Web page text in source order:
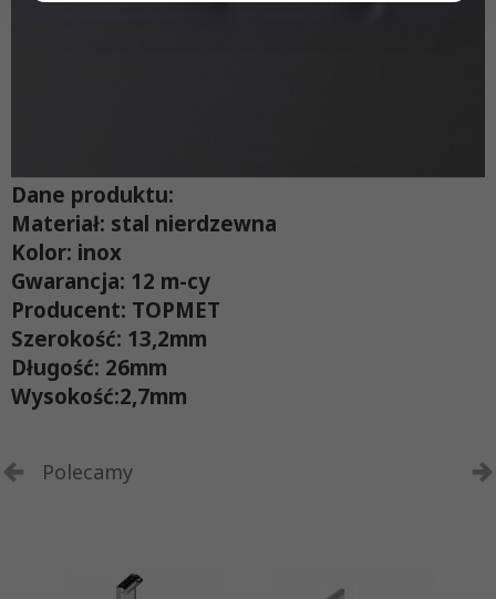
Dane produktu:
Materiał: stal nierdzewna
Kolor: inox
Gwarancja: 12 m-cy
Producent: TOPMET
Szerokość: 13,2mm
Długość: 26mm
Wysokość:2,7mm
Polecamy